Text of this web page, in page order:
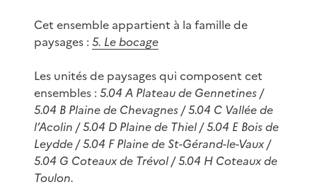
Cet ensemble appartient à la famille de
paysages : 5. Le bocage
Les unités de paysages qui composent cet
ensembles : 5.04 A Plateau de Gennetines /
5.04 B Plaine de Chevagnes / 5.04 C Vallée de
l’Acolin / 5.04 D Plaine de Thiel / 5.04 E Bois de
Leydde / 5.04 F Plaine de St-Gérand-le-Vaux /
5.04 G Coteaux de Trévol / 5.04 H Coteaux de
Toulon.